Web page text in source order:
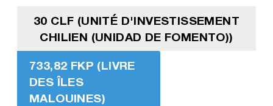
30 CLF (UNITÉ D'INVESTISSEMENT
CHILIEN (UNIDAD DE FOMENTO))
733,82 FKP (LIVRE
DES ÎLES
MALOUINES)